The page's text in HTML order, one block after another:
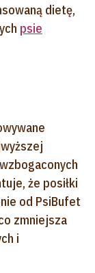
dietę,
psie
że posiłki
od PsiBufet
zmniejsza
i